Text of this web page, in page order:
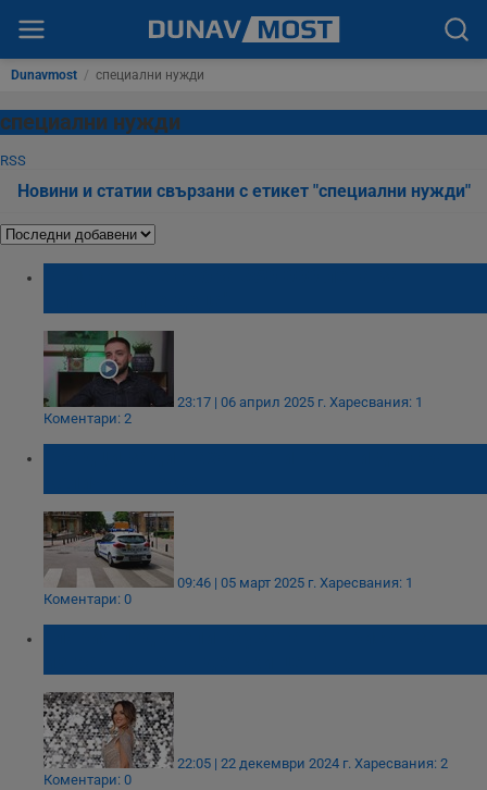
Dunavmost / специални нужди
специални нужди
RSS
Новини и статии свързани с етикет "специални нужди"
23:17 | 06 април 2025 г. Харесвания: 1
Коментари: 2
09:46 | 05 март 2025 г. Харесвания: 1
Коментари: 0
22:05 | 22 декември 2024 г. Харесвания: 2
Коментари: 0